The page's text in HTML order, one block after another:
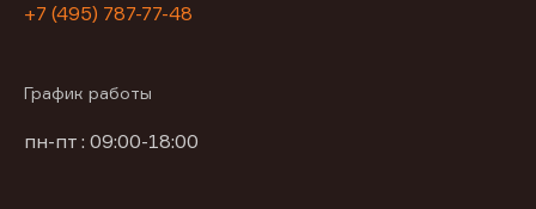
+7 (495) 787-77-48
График работы
пн-пт : 09:00-18:00